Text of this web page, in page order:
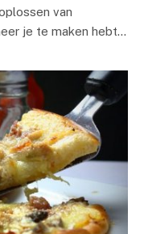
van
je te maken hebt…